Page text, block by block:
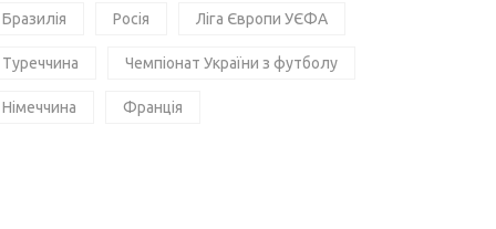
Бразилія Росія Ліга Європи УЄФА
Туреччина Чемпіонат України з футболу
Німеччина Франція